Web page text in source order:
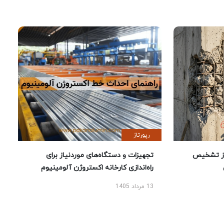
تشخیص
رپورتاژ
تجهیزات و دستگاه‌های موردنیاز برای
راه‌اندازی کارخانه اکستروژن آلومینیوم
13 مرداد 1405